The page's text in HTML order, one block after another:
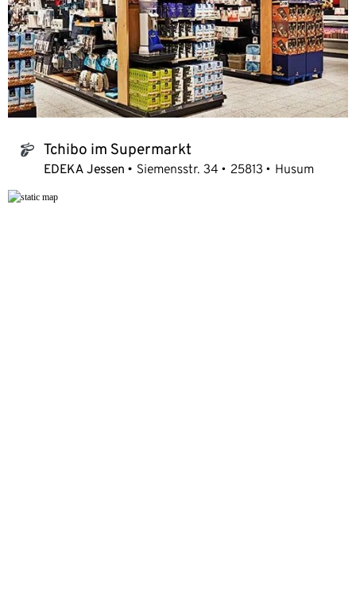
tchibo_logo Tchibo im Supermarkt
EDEKA Jessen Siemensstr. 34 25813 Husum